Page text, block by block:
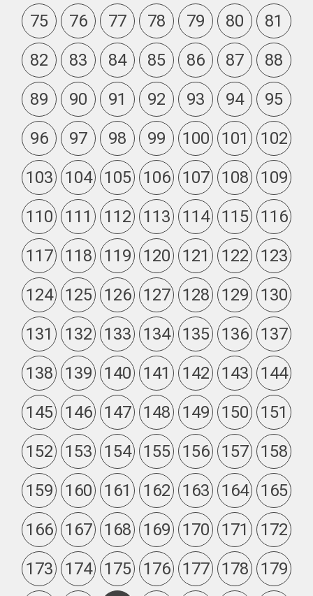
75
76 77 78 79 80
81
82
83 84 85 86 87
88
89
90 91 92 93 94
95
96
97 98 99 100 101
102
103
104 105 106 107 108
109
110
111 112 113 114 115
116
117
118 119 120 121 122
123
124
125 126 127 128 129
130
131
132 133 134 135 136
137
138
139 140 141 142 143
144
145
146 147 148 149 150
151
152
153 154 155 156 157
158
159
160 161 162 163 164
165
166
167 168 169 170 171
172
173
174 175 176 177 178
179